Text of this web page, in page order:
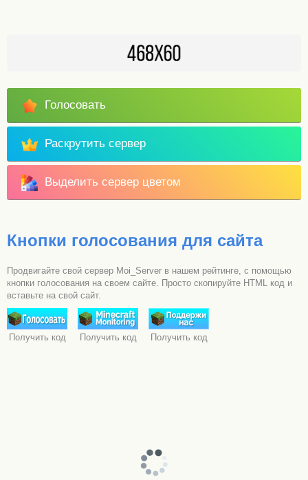
Голосовать
Раскрутить сервер
Выделить сервер цветом
Кнопки голосования для сайта
Продвигайте свой сервер Moi_Server в нашем рейтинге, с помощью
кнопки голосования на своем сайте. Просто скопируйте HTML код и
вставьте на свой сайт.
Получить код Получить код Получить код